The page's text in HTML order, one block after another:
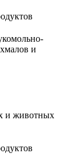
и
и животных